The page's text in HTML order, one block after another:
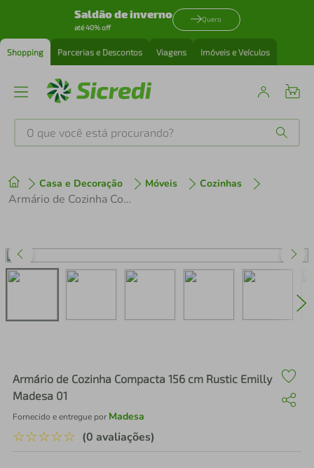
Saldão de inverno
até 40% off
Quero
Shopping Parcerias e Descontos Viagens Imóveis e Veículos
O que você está procurando?
Casa e Decoração Móveis Cozinhas
Armário de Cozinha Compacta 156 cm Rustic Emilly Madesa 01
Armário de Cozinha Compacta 156 cm Rustic Emilly
Madesa 01
Fornecido e entregue por Madesa
☆☆☆☆☆ (0 avaliações)
1º tenis
perfume